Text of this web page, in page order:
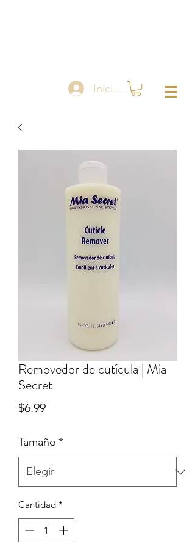
Iniciar sesión
Removedor de cutícula | Mia
Secret
$6.99Precio
Tamaño *
Cantidad *